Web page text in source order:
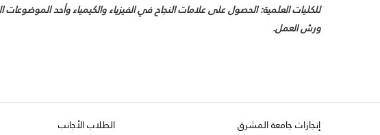
للكليات العلمية: الحصول على علامات النجاح في الفيزياء والكيمياء وأحد
ورش العمل.
الطلاب الأجانب
إنجازات جامعة المشرق